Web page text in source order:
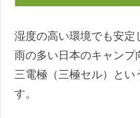
湿度の高い環境でも安定
雨の多い日本のキャンプ
三電極（三極セル）とい
す。